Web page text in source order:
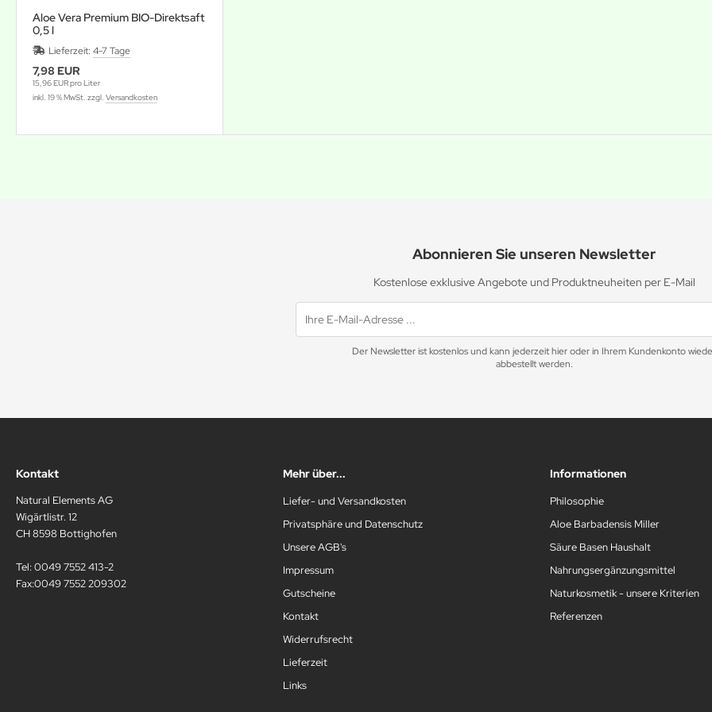
Aloe Vera Premium BIO-Direktsaft
0,5 l
Lieferzeit: 4-7 Tage
7,98 EUR
15,96 EUR pro Liter
inkl. 19 % MwSt. zzgl. Versandkosten
Abonnieren Sie unseren Newsletter
Kostenlose exklusive Angebote und Produktneuheiten per E-Mail
Der Newsletter ist kostenlos und kann jederzeit hier oder in Ihrem Kundenkonto
abbestellt werden.
Kontakt
Natural Elements AG
Wigärtlistr. 12
CH 8598 Bottighofen
Tel: 0049 7552 413-2
Fax:0049 7552 209302
Mehr über...
Liefer- und Versandkosten
Privatsphäre und Datenschutz
Unsere AGB's
Impressum
Gutscheine
Kontakt
Widerrufsrecht
Lieferzeit
Links
Informationen
Philosophie
Aloe Barbadensis Miller
Säure Basen Haushalt
Nahrungsergänzungsmittel
Naturkosmetik - unsere Kriterien
Referenzen